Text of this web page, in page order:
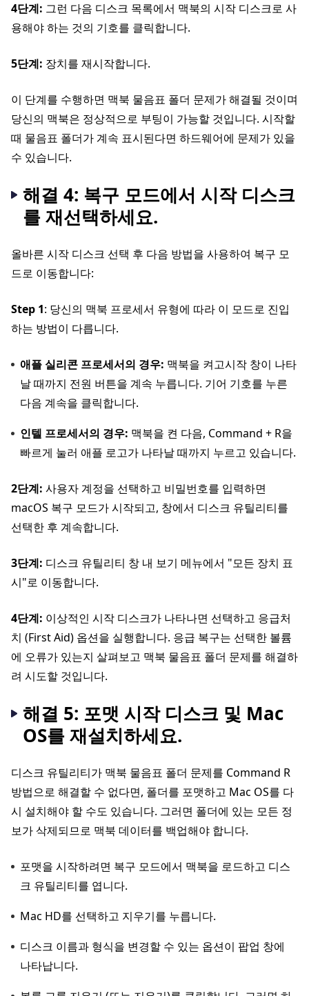
4단계: 그런 다음 디스크 목록에서 맥북의 시작 디스크로 사
용해야 하는 것의 기호를 클릭합니다.
5단계: 장치를 재시작합니다.
이 단계를 수행하면 맥북 물음표 폴더 문제가 해결될 것이며
당신의 맥북은 정상적으로 부팅이 가능할 것입니다. 시작할
때 물음표 폴더가 계속 표시된다면 하드웨어에 문제가 있을
수 있습니다.
해결 4: 복구 모드에서 시작 디스크
를 재선택하세요.
올바른 시작 디스크 선택 후 다음 방법을 사용하여 복구 모
드로 이동합니다:
Step 1: 당신의 맥북 프로세서 유형에 따라 이 모드로 진입
하는 방법이 다릅니다.
애플 실리콘 프로세서의 경우: 맥북을 켜고시작 창이 나타
날 때까지 전원 버튼을 계속 누릅니다. 기어 기호를 누른
다음 계속을 클릭합니다.
인텔 프로세서의 경우: 맥북을 켠 다음, Command + R을
빠르게 눌러 애플 로고가 나타날 때까지 누르고 있습니다.
2단계: 사용자 계정을 선택하고 비밀번호를 입력하면
macOS 복구 모드가 시작되고, 창에서 디스크 유틸리티를
선택한 후 계속합니다.
3단계: 디스크 유틸리티 창 내 보기 메뉴에서 "모든 장치 표
시"로 이동합니다.
4단계: 이상적인 시작 디스크가 나타나면 선택하고 응급처
치 (First Aid) 옵션을 실행합니다. 응급 복구는 선택한 볼륨
에 오류가 있는지 살펴보고 맥북 물음표 폴더 문제를 해결하
려 시도할 것입니다.
해결 5: 포맷 시작 디스크 및 Mac
OS를 재설치하세요.
디스크 유틸리티가 맥북 물음표 폴더 문제를 Command R
방법으로 해결할 수 없다면, 폴더를 포맷하고 Mac OS를 다
시 설치해야 할 수도 있습니다. 그러면 폴더에 있는 모든 정
보가 삭제되므로 맥북 데이터를 백업해야 합니다.
포맷을 시작하려면 복구 모드에서 맥북을 로드하고 디스
크 유틸리티를 엽니다.
Mac HD를 선택하고 지우기를 누릅니다.
디스크 이름과 형식을 변경할 수 있는 옵션이 팝업 창에
나타납니다.